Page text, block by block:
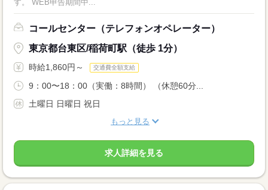
す。 WEB申告期間中...
コールセンター（テレフォンオペレーター）
東京都台東区/稲荷町駅（徒歩 1分）
時給1,860円～ 交通費全額支給
9：00〜18：00（実働：8時間） （休憩60分...
土曜日 日曜日 祝日
もっと見る
求人詳細を見る